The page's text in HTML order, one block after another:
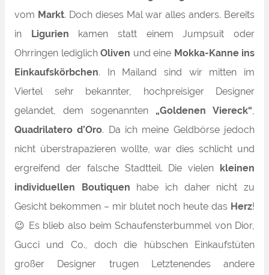
vom Markt. Doch dieses Mal war alles anders. Bereits
in
Ligurien kamen statt einemJumpsuit oder
Ohrringen lediglich Oliven und eine Mokka-Kanne ins
Einkaufskörbchen. In Mailand sind wir mitten im
Viertel sehr bekannter, hochpreisiger Designer
gelandet, dem sogenannten „Goldenen Viereck“,
Quadrilatero d’Oro. Da ich meine Geldbörse jedoch
nicht überstrapazieren wollte, war dies schlicht und
ergreifend der falsche Stadtteil. Die vielen
kleinen
individuellen Boutiquen habe ich daher nicht zu
Gesicht bekommen – mir blutet noch heute das Herz!
😉 Es blieb also beim Schaufensterbummel von Dior,
Gucci und Co., doch die hübschen Einkaufstüten
großer Designer trugen Letztenendes andere